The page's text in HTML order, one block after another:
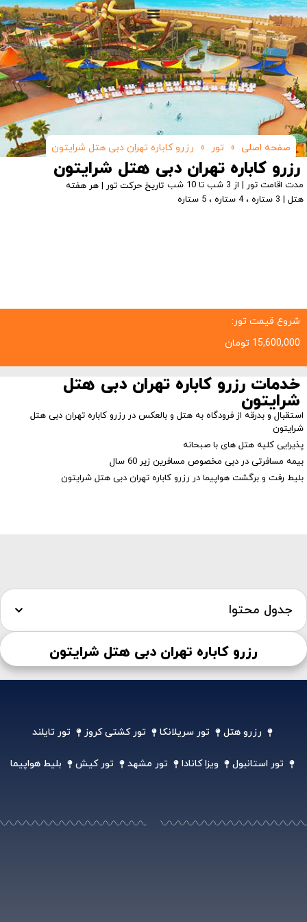
صفحه اصلی » تور » رزرو کاباره تهران دبی هتل شرایتون
رزرو کاباره تهران دبی هتل شرایتون
مدت اقامت تور | از 3 شب تا 10 شب
تاریخ حرکت تور | هر هفته
هتل | 3 ستاره ، 4 ستاره ، 5 ستاره
شروع قیمت تور:
15,600,000 تومان
خدمات رزرو کاباره تهران دبی هتل
شرایتون
استقبال و بدرقه از فرودگاه به هتل و بالعکس در رزرو کاباره تهران دبی هتل
شرایتون
پذیرایی کلیه هتل های با صبحانه
بیمه مسافرتی در دبی مخصوص مسافرین زیر 60 سال
بلیط رفت و برگشت هواپیما در رزرو کاباره تهران دبی هتل شرایتون
جدول محتوا
رزرو کاباره تهران دبی هتل شرایتون
رزرو هتل تور سریلانکا تور کشتی کروز تور تایلند
تور استانبول ویزا کانادا تور مشهد تور کیش بلیط هواپیما